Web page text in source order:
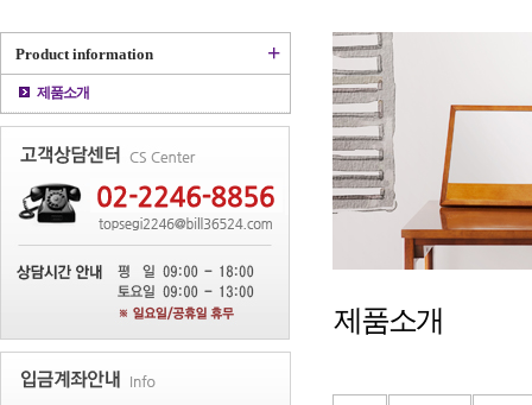
Product information +
제품소개
제품소개